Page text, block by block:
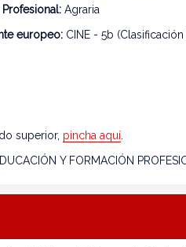
Profesional:Agraria
europeo:CINE - 5b
superior, pincha aquí.
Y FORMACIÓN